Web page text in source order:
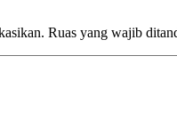
Ruas yang wajib